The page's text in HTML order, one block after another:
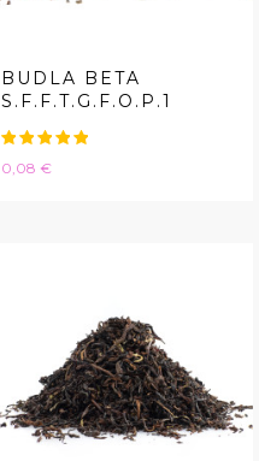
BUDLA BETA
S.F.F.T.G.F.O.P.1
Hinta
0,08 €